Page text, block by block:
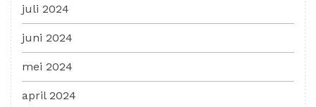
juli 2024
juni 2024
mei 2024
april 2024